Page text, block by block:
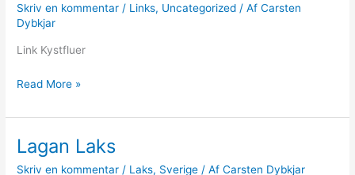
Skriv en kommentar / Links, Uncategorized / AfCarsten
Dybkjar
Link Kystfluer
Kystfluer
Read More »
Lagan Laks
Skriv en kommentar / Laks, Sverige / AfCarsten Dybkjar